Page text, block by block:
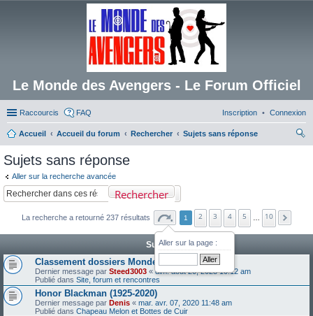
Le Monde des Avengers - Le Forum Officiel
Raccourcis FAQ Connexion
Inscription
Accueil Accueil du forum Rechercher
Sujets sans réponse
Sujets sans réponse
Aller sur la recherche avancée
Rechercher
La recherche a retourné 237 résultats
Aller sur la page :
1 2 3 4 5 10
Sujets
Classement dossiers Monde des Avengers
Dernier message par Steed3003 «dim. août 20, 2023 10:12 am
Publié dans Site, forum et rencontres
Honor Blackman (1925-2020)
Dernier message par Denis « mar. avr. 07, 2020 11:48 am
Publié dans Chapeau Melon et Bottes de Cuir